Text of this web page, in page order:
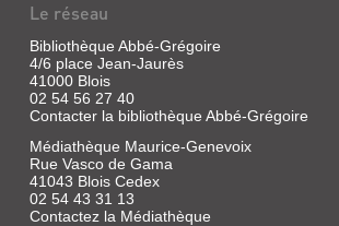
DE
CINÉMA
Revue
Ciment,
[s.n.]
Le réseau
Bibliothèque Abbé-Grégoire
4/6 place Jean-Jaurès
41000 Blois
02 54 56 27 40
Contacter la bibliothèque Abbé-Grégoire
Médiathèque Maurice-Genevoix
Rue Vasco de Gama
41043 Blois Cedex
02 54 43 31 13
Contactez la Médiathèque